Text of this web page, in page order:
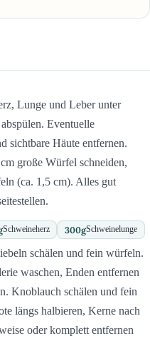
Lunge und Leber unter
Eventuelle
sichtbare Häute entfernen.
große Würfel schneiden,
(ca. 1,5 cm). Alles gut
Schweineherz 300gSchweinelunge
schälen und fein würfeln.
waschen, Enden entfernen
Knoblauch schälen und fein
längs halbieren, Kerne nach
oder komplett entfernen